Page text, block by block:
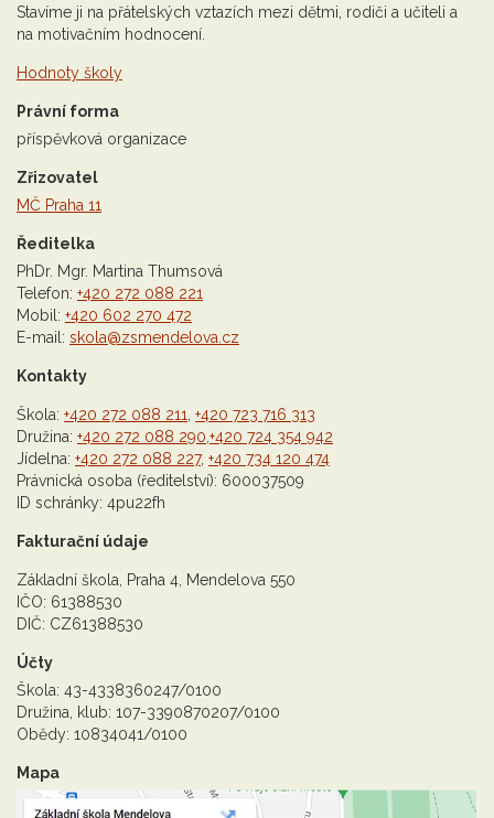
Stavíme ji na přátelských vztazích mezi dětmi, rodiči a učiteli a
na motivačním hodnocení.
Hodnoty školy
Právní forma
příspěvková organizace
Zřizovatel
MČ Praha 11
Ředitelka
PhDr. Mgr. Martina Thumsová
Telefon: +420 272 088 221
Mobil: +420 602 270 472
E-mail: skola@zsmendelova.cz
Kontakty
Škola: +420 272 088 211 +420 723 716 313
Družina: +420 272 088 290 +420 724 354 942
Jídelna: +420 272 088 227, +420 734 120 474
Právnická osoba (ředitelství): 600037509
ID schránky: 4pu22fh
Fakturační údaje
Základní škola, Praha 4, Mendelova 550
IČO: 61388530
DIČ: CZ61388530
Účty
Škola: 43-4338360247/0100
Družina, klub: 107-3390870207/0100
Obědy: 10834041/0100
Mapa